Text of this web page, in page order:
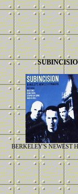
BERKELEY'S NEWEST